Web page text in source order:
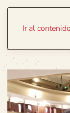
Ir al